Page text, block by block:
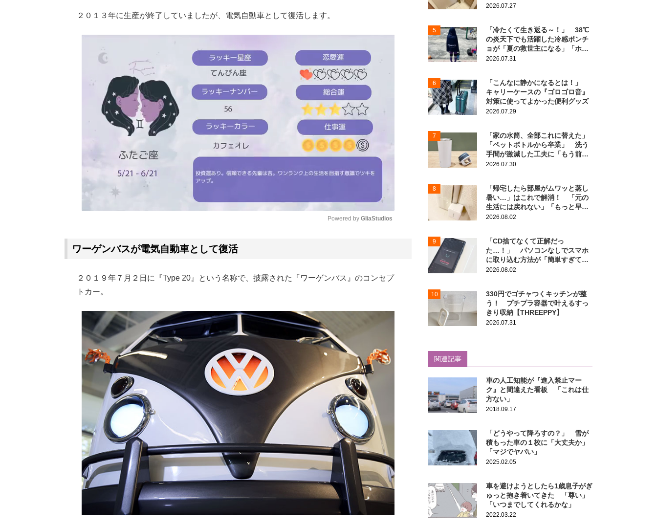
２０１３年に生産が終了していましたが、電気自動車として復活します。
Powered by GliaStudios
ワーゲンバスが電気自動車として復活
２０１９年７月２日に『Type 20』という名称で、披露された『ワーゲンバス』のコンセプ
トカー。
2026.07.27
5
「冷たくて生き返る～！」 38℃
の炎天下でも活躍した冷感ポンチ
ョが「夏の救世主になる」「ホン
ト買ってよかった」
2026.07.31
6
「こんなに静かになるとは！」
キャリーケースの『ゴロゴロ音』
対策に使ってよかった便利グッズ
2026.07.29
7
「家の水筒、全部これに替えた」
「ペットボトルから卒業」 洗う
手間が激減した工夫に「もう前の
に戻れない！」
2026.07.30
8
「帰宅したら部屋がムワッと蒸し
暑い…」はこれで解消！ 「元の
生活には戻れない」「もっと早く
知りたかった」
2026.08.02
9
「CD捨てなくて正解だっ
た…！」 パソコンなしでスマホ
に取り込む方法が「簡単すぎて拍
子抜け」「この曲聴きたかった
2026.08.02
10
330円でゴチャつくキッチンが整
う！ プチプラ容器で叶えるすっ
きり収納【THREEPPY】
2026.07.31
関連記事
車の人工知能が『進入禁止マー
ク』と間違えた看板 「これは仕
方ない」
2018.09.17
「どうやって降ろすの？」 雪が
積もった車の１枚に「大丈夫か」
「マジでヤバい」
2025.02.05
車を避けようとしたら1歳息子がぎ
ゅっと抱き着いてきた 「尊い」
「いつまでしてくれるかな」
2022.03.22